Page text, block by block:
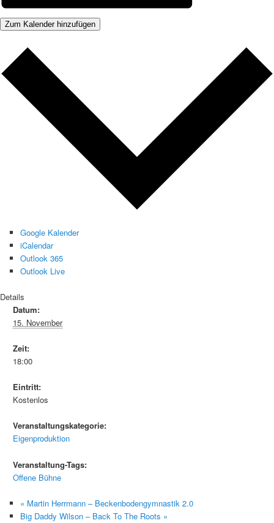
Zum Kalender hinzufügen
Google Kalender
iCalendar
Outlook 365
Outlook Live
Details
Datum:
15. November
Zeit:
18:00
Eintritt:
Kostenlos
Veranstaltungskategorie:
Eigenproduktion
Veranstaltung-Tags:
Offene Bühne
« Martin Herrmann – Beckenbodengymnastik 2.0
Big Daddy Wilson – Back To The Roots »